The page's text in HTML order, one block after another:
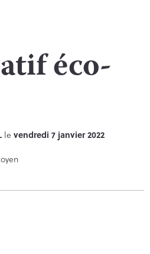
éco-
le vendredi 7 janvier 2022